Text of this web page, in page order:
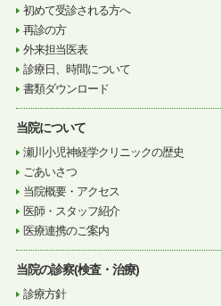
初めて受診される方へ
再診の方
外来担当医表
診療日、時間について
書類ダウンロード
当院について
瀬川小児神経学クリニックの歴史
ごあいさつ
当院概要・アクセス
医師・スタッフ紹介
医療連携のご案内
当院の診察(検査・治療)
診療方針